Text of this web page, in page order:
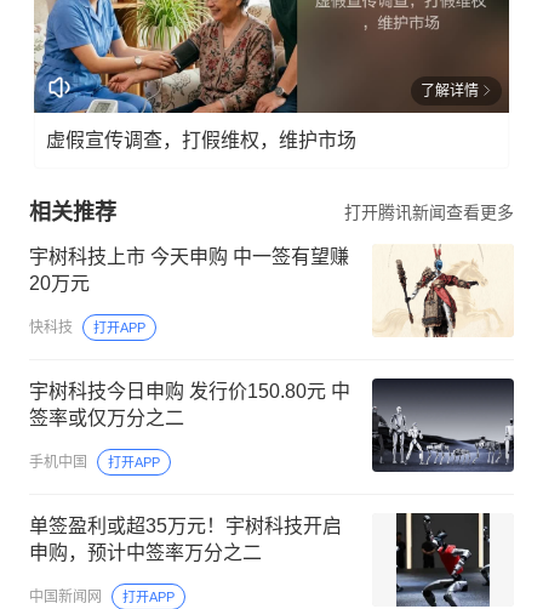
了解详情
虚假宣传调查，打假维权，维护市场
相关推荐 打开腾讯新闻查看更多
宇树科技上市 今天申购 中一签有望赚
20万元
快科技 打开APP
宇树科技今日申购 发行价150.80元 中
签率或仅万分之二
手机中国 打开APP
单签盈利或超35万元！宇树科技开启
申购，预计中签率万分之二
中国新闻网 打开APP